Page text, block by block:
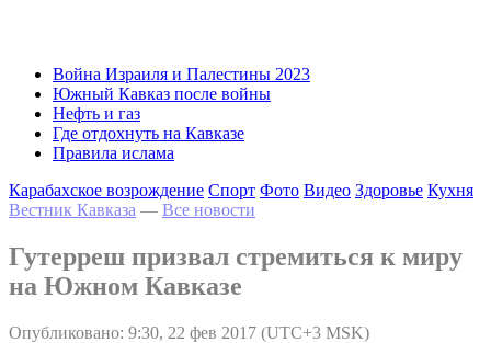
Война Израиля и Палестины 2023
Южный Кавказ после войны
Нефть и газ
Где отдохнуть на Кавказе
Правила ислама
Карабахское возрождение Спорт Фото Видео Здоровье Кухня
Вестник Кавказа — Все новости
Гутерреш призвал стремиться к миру
на Южном Кавказе
Опубликовано: 9:30, 22 фев 2017 (UTC+3 MSK)